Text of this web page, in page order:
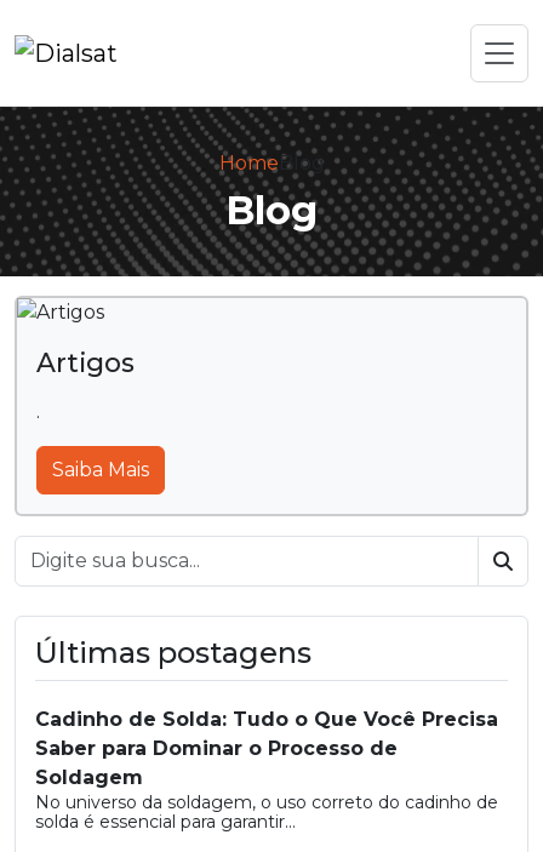
Home Blog
Blog
Artigos
.
Saiba Mais
Últimas postagens
Cadinho de Solda: Tudo o Que Você Precisa
Saber para Dominar o Processo de
Soldagem
No universo da soldagem, o uso correto do cadinho de
solda é essencial para garantir...